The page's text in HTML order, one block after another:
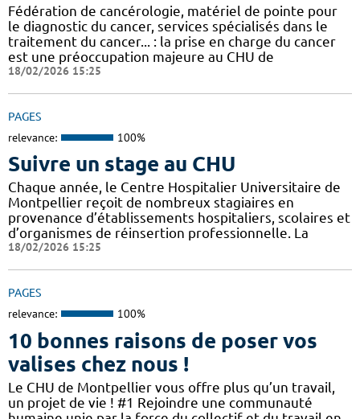
Fédération de cancérologie, matériel de pointe pour
le diagnostic du cancer, services spécialisés dans le
traitement du cancer... : la prise en charge du cancer
est une préoccupation majeure au CHU de
18/02/2026 15:25
PAGES
relevance: 100%
Suivre un stage au CHU
Chaque année, le Centre Hospitalier Universitaire de
Montpellier reçoit de nombreux stagiaires en
provenance d’établissements hospitaliers, scolaires et
d’organismes de réinsertion professionnelle. La
18/02/2026 15:25
PAGES
relevance: 100%
10 bonnes raisons de poser vos
valises chez nous !
Le CHU de Montpellier vous offre plus qu’un travail,
un projet de vie ! #1 Rejoindre une communauté